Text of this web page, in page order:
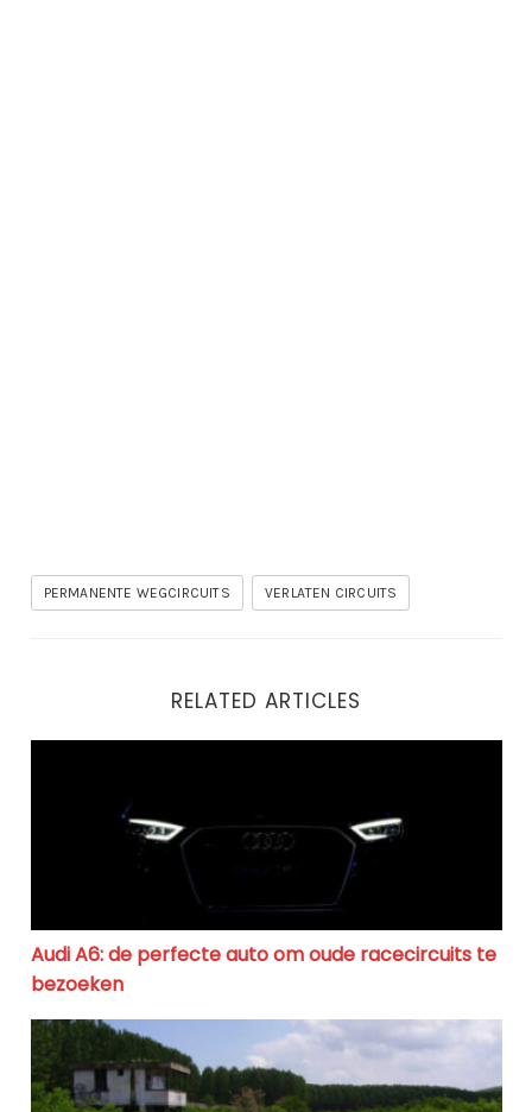
PERMANENTE WEGCIRCUITS VERLATEN CIRCUITS
RELATED ARTICLES
Audi A6: de perfecte auto om oude racecircuits te
bezoeken
Autodromo di Morano sul Po: van verlaten circuit